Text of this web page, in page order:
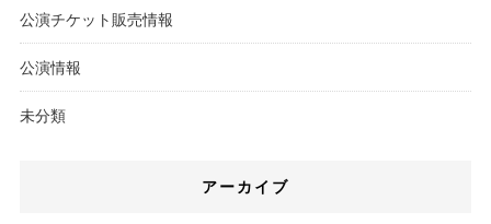
公演チケット販売情報
公演情報
未分類
アーカイブ